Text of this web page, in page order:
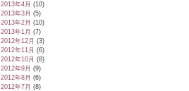
2013年4月 (10)
2013年3月 (5)
2013年2月 (10)
2013年1月 (7)
2012年12月 (3)
2012年11月 (6)
2012年10月 (8)
2012年9月 (9)
2012年8月 (6)
2012年7月 (8)